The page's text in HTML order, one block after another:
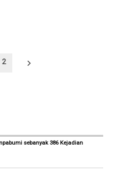
2
sebanyak 386 Kejadian